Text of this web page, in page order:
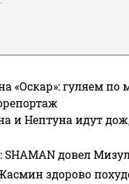
«Оскар»: гуляем по
и Нептуна идут
SHAMAN довел
здорово